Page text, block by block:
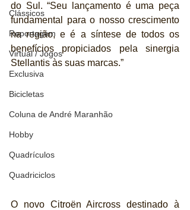
Clássicos
Reportagem
Virtual / Jogos
Exclusiva
Bicicletas
Coluna de André Maranhão
Hobby
Quadrículos
Quadriciclos
do Sul. “Seu lançamento é uma peça
fundamental para o nosso crescimento
na região, e é a síntese de todos os
benefícios propiciados pela sinergia
Stellantis às suas marcas.”
O novo Citroën Aircross destinado à